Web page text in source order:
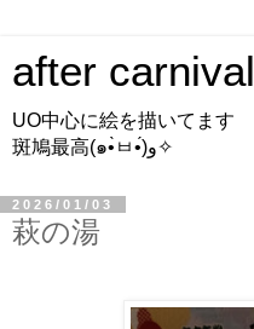
after carnival
UO中心に絵を描いてます
斑鳩最高(๑•̀ㅂ•́)و✧
2026/01/03
萩の湯